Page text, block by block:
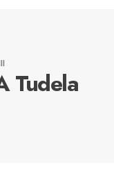
Tudela